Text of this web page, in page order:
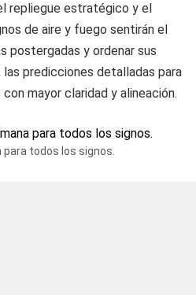
repliegue estratégico y el
de aire y fuego sentirán el
postergadas y ordenar sus
predicciones detalladas para
mayor claridad y alineación.
todos los signos.